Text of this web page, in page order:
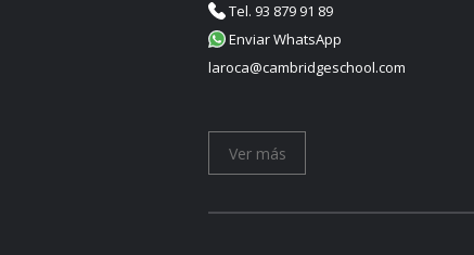
Tel. 93 879 91 89
Enviar WhatsApp
laroca@cambridgeschool.com
Ver más